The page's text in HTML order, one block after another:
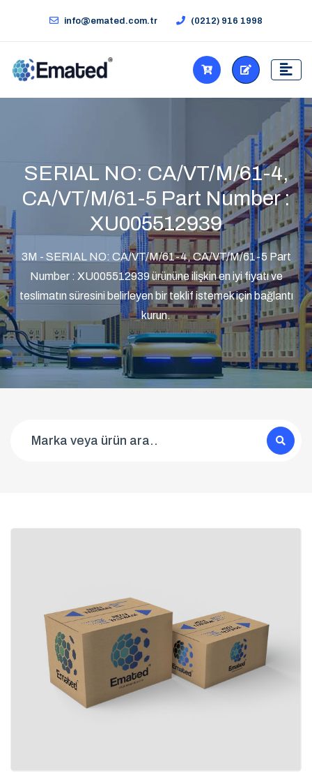
info@emated.com.tr (0212) 916 1998
SERIAL NO: CA/VT/M/61-4,
CA/VT/M/61-5 Part Number :
XU005512939
3M - SERIAL NO: CA/VT/M/61-4, CA/VT/M/61-5 Part
Number : XU005512939 ürününe ilişkin en iyi fiyatı ve
teslimatın süresini belirleyen bir teklif istemek için bağlantı
kurun.